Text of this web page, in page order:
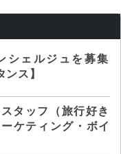
シェルジュを募集
ンス】
タッフ（旅行好き
ケティング・ボイ